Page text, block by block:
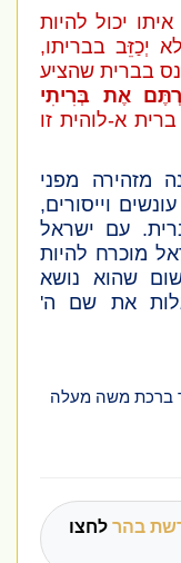
יכול להיות
בבריתו,
בברית שהציע
אֶת בְּרִיתִי
א-לוהית זו
מפני
וייסורים,
עם ישראל
להיות
שהוא נושא
את שם ה'
משה מעלה
בהרלחצו